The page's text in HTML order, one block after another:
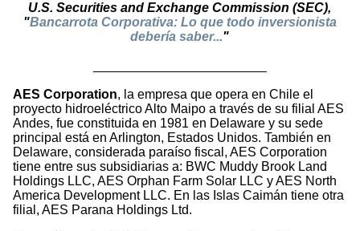
U.S. Securities and Exchange Commission (SEC),
"Bancarrota Corporativa: Lo que todo inversionista
debería saber..."
AES Corporation, la empresa que opera en Chile el
proyecto hidroeléctrico Alto Maipo a través de su filial AES
Andes, fue constituida en 1981 en Delaware y su sede
principal está en Arlington, Estados Unidos. También en
Delaware, considerada paraíso fiscal, AES Corporation
tiene entre sus subsidiarias a: BWC Muddy Brook Land
Holdings LLC, AES Orphan Farm Solar LLC y AES North
America Development LLC. En las Islas Caimán tiene otra
filial, AES Parana Holdings Ltd.